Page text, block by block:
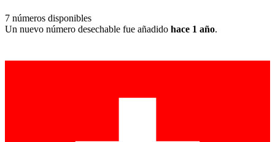
7 números disponibles
Un nuevo número desechable fue añadido hace 1 año.